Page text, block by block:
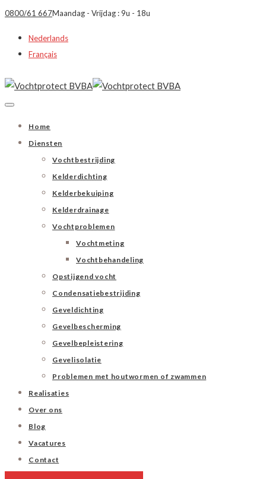
0800/61 667Maandag - Vrijdag : 9u - 18u
Nederlands
Français
Home
Diensten
Vochtbestrijding
Kelderdichting
Kelderbekuiping
Kelderdrainage
Vochtproblemen
Vochtmeting
Vochtbehandeling
Opstijgend vocht
Condensatiebestrijding
Geveldichting
Gevelbescherming
Gevelbepleistering
Gevelisolatie
Problemen met houtwormen of zwammen
Realisaties
Over ons
Blog
Vacatures
Contact